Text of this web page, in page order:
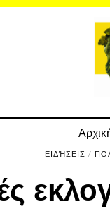
ΕΙΔΉΣΕΙΣ /